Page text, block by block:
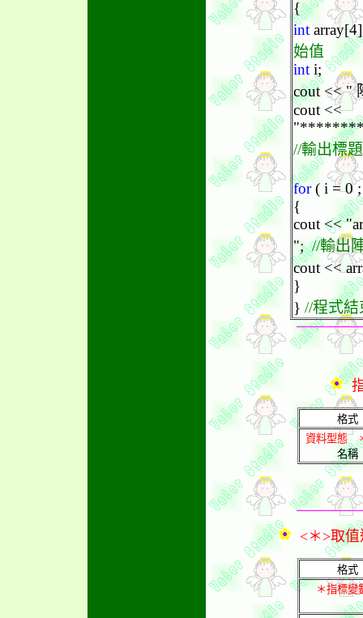
{
int
始值
int i;
cout << "
cout <<
//輸出標題
for( i = 0 ;
{
cout <<
";//輸出
cout <<
}
} //程式結
指
格式
資料型態
名稱
<＊>取值
格式
＊指標變